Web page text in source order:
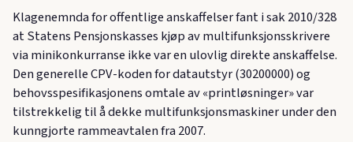
Klagenemnda for offentlige anskaffelser fant i sak 2010/328
at Statens Pensjonskasses kjøp av multifunksjonsskrivere
via minikonkurranse ikke var en ulovlig direkte anskaffelse.
Den generelle CPV-koden for datautstyr (30200000) og
behovsspesifikasjonens omtale av «printløsninger» var
tilstrekkelig til å dekke multifunksjonsmaskiner under den
kunngjorte rammeavtalen fra 2007.